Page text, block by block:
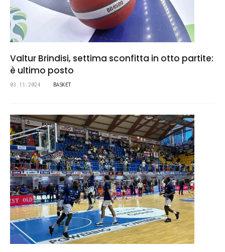
Valtur Brindisi, settima sconfitta in otto partite:
è ultimo posto
03.11.2024 BASKET